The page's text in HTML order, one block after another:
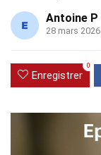
Antoine P
28 mars 2026
Enregistrer
0